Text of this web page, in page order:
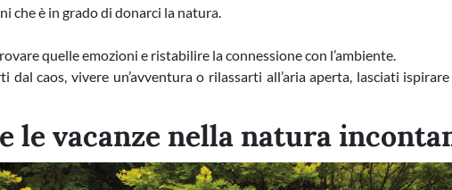
che è in grado di donarci la natura.
quelle emozioni e ristabilire la connessione con l’ambiente.
dal caos, vivere un’avventura o rilassarti all’aria aperta, lasciati
le vacanze nella natura